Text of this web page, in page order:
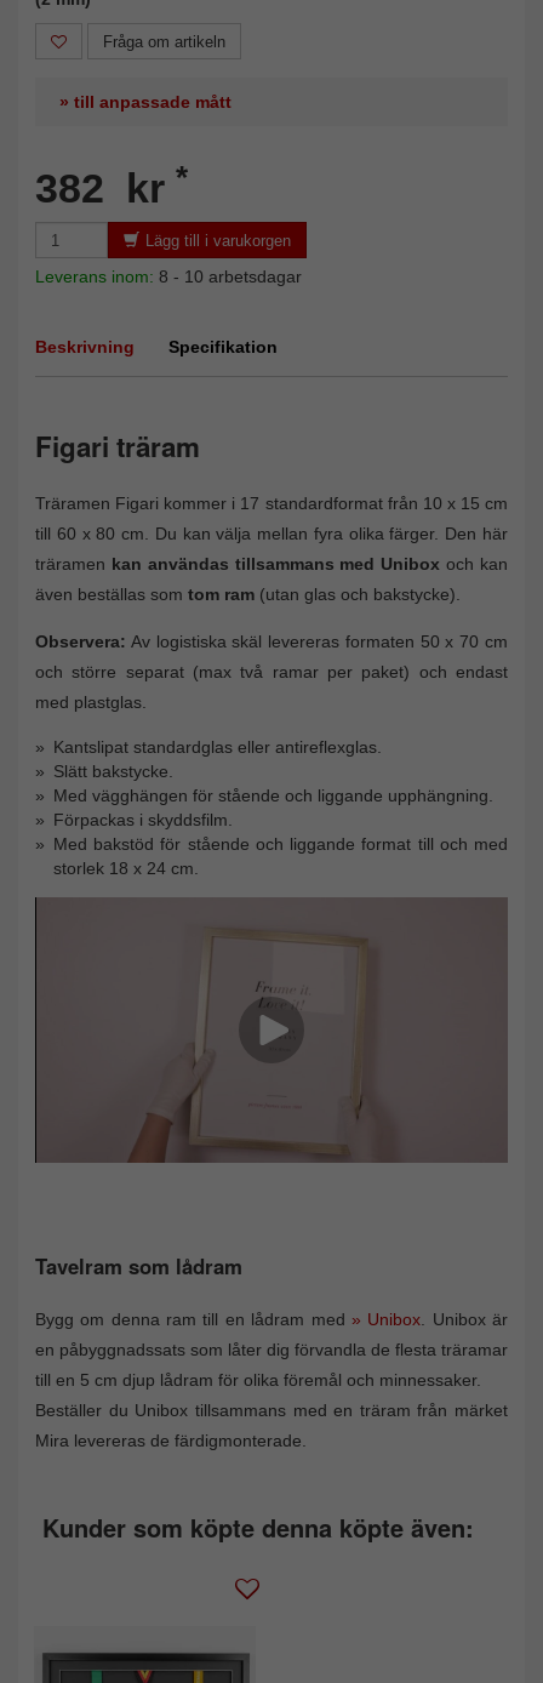
Fråga om artikeln
» till anpassade mått
382 kr *
Lägg till i varukorgen
Leverans inom: 8 - 10 arbetsdagar
Beskrivning Specifikation
Figari träram
Träramen Figari kommer i 17 standardformat från 10 x 15 cm
till 60 x 80 cm. Du kan välja mellan fyra olika färger. Den här
träramen kan användas tillsammans med Unibox och kan
även beställas som tom ram (utan glas och bakstycke).
Observera: Av logistiska skäl levereras formaten 50 x 70 cm
och större separat (max två ramar per paket) och endast
med plastglas.
Kantslipat standardglas eller antireflexglas.
Slätt bakstycke.
Med vägghängen för stående och liggande upphängning.
Förpackas i skyddsfilm.
Med bakstöd för stående och liggande format till och med
storlek 18 x 24 cm.
Tavelram som lådram
Bygg om denna ram till en lådram med » Unibox . Unibox är
en påbyggnadssats som låter dig förvandla de flesta träramar
till en 5 cm djup lådram för olika föremål och minnessaker.
Beställer du Unibox tillsammans med en träram från märket
Mira levereras de färdigmonterade.
Kunder som köpte denna köpte även: